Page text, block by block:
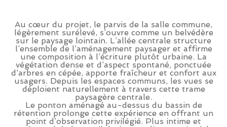
Au cœur du projet, le parvis de la salle commune,
légèrement surélevé, s’ouvre comme un belvédère
sur le paysage lointain. L’allée centrale structure
l’ensemble de l’aménagement paysager et affirme
une composition à l’écriture plutôt urbaine. La
végétation dense et d’aspect spontané, ponctuée
d’arbres en cépée, apporte fraîcheur et confort aux
usagers. Depuis les espaces communs, les vues se
déploient naturellement à travers cette trame
paysagère centrale.
Le ponton aménagé au-dessus du bassin de
rétention prolonge cette expérience en offrant un
point d’observation privilégié. Plus intime et